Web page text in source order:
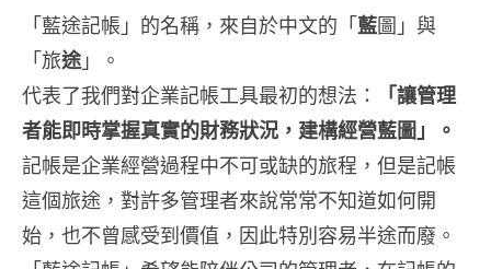
「藍途記帳」的名稱，來自於中文的「 藍圖」與
「旅途」。
代表了我們對企業記帳工具最初的想法：
「讓管理
者能即時掌握真實的財務狀況，建構經營藍圖」。
記帳是企業經營過程中不可或缺的旅程，但是記帳
這個旅途，對許多管理者來說常常不知道如何開
始，也不曾感受到價值，因此特別容易半途而廢。